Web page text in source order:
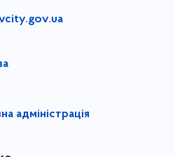
адміністрація